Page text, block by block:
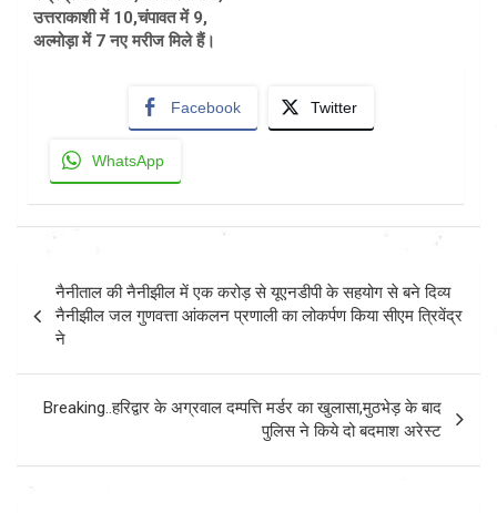
उत्तराकाशी में 10,चंपावत में 9,
अल्मोड़ा में 7 नए मरीज मिले हैं।
Facebook Twitter
WhatsApp
Post
navigation
नैनीताल की नैनीझील में एक करोड़ से यूएनडीपी के सहयोग से बने दिव्य
नैनीझील जल गुणवत्ता आंकलन प्रणाली का लोकर्पण किया सीएम त्रिवेंद्र
ने
Breaking..हरिद्वार के अग्रवाल दम्पत्ति मर्डर का खुलासा,मुठभेड़ के बाद
पुलिस ने किये दो बदमाश अरेस्ट